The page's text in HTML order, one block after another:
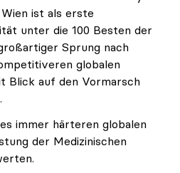
ist als erste
unter die 100 Besten der
Sprung nach
globalen
Blick auf den Vormarsch
immer härteren globalen
der Medizinischen